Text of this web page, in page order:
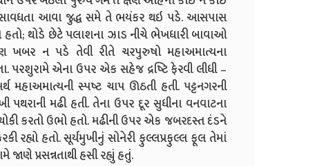
આવા જુદ્ધ સમે તે ભયંકર થઇ પડે. આસપાસ
હતો; થોડે છેટે પલાશના ઝાડ નીચે ભેખધારી બાવાઓ
ખબર ન પડે તેવી રીતે ચરપુરુષો મહાઅમાત્યના
પરશુરામે એના ઉપર એક સહેજ દ્રષ્ટિ ફેરવી લીધી –
મહાઅમાત્યની સ્પષ્ટ ચાપ ઊઠતી હતી. પટ્ટનગરની
મઢી હતી. તેના ઉપર દૂર સુધીના વનવાટના
કરતો ઉભો હતો. મઢીની ઉપર એક જબરદસ્ત દંડને
રહ્યો હતો. સૂર્યમુખીનું સોનેરી ફુલ્લપ્રફુલ્લ ફૂલ તેમાં
જાણે પ્રસન્નતાથી હસી રહ્યું હતું.